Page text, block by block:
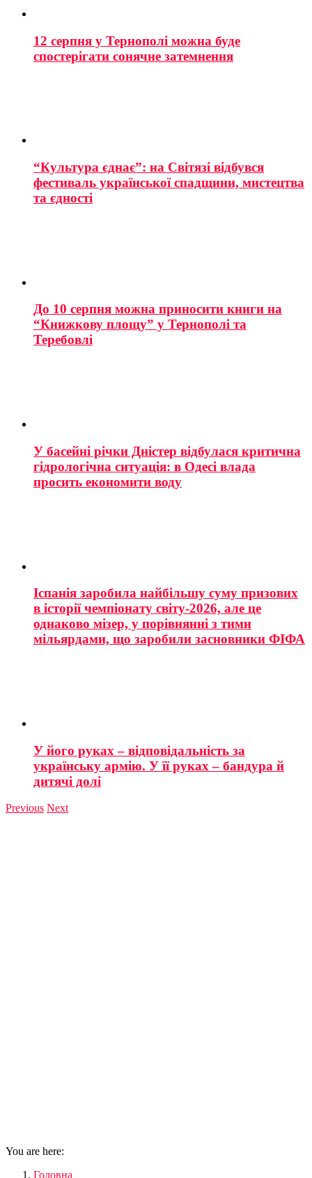
12 серпня у Тернополі можна буде
спостерігати сонячне затемнення
“Культура єднає”: на Світязі відбувся
фестиваль української спадщини, мистецтва
та єдності
До 10 серпня можна приносити книги на
“Книжкову площу” у Тернополі та
Теребовлі
У басейні річки Дністер відбулася критична
гідрологічна ситуація: в Одесі влада
просить економити воду
Іспанія заробила найбільшу суму призових
в історії чемпіонату світу-2026, але це
однаково мізер, у порівнянні з тими
мільярдами, що заробили засновники ФІФА
У його руках – відповідальність за
українську армію. У її руках – бандура й
дитячі долі
Previous Next
You are here:
Головна